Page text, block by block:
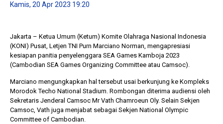
Kamis, 20 Apr 2023 19:20
Jakarta – Ketua Umum (Ketum) Komite Olahraga Nasional Indonesia
(KONI) Pusat, Letjen TNI Purn Marciano Norman, mengapresiasi
kesiapan panitia penyelenggara SEA Games Kamboja 2023
(Cambodian SEA Games Organizing Committee atau Camsoc).
Marciano mengungkapkan hal tersebut usai berkunjung ke Kompleks
Morodok Techo National Stadium. Rombongan diterima audiensi oleh
Sekretaris Jenderal Camsoc Mr Vath Chamroeun Oly. Selain Sekjen
Camsoc, Vath juga menjabat sebagai Sekjen National Olympic
Committee of Cambodian.
10 bulan lalu
KPU Batalkan
Keputusan Dokumen
Capres-Cawapres
1 tahun lalu
Banyak
Terjerat
Legislator